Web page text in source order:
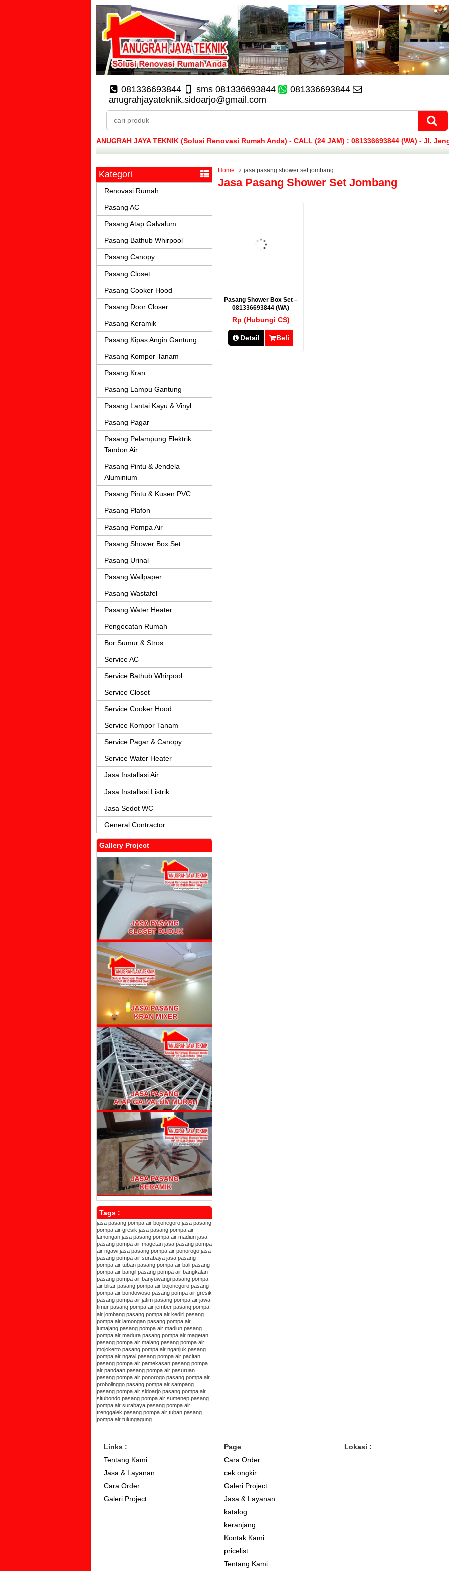
081336693844 sms 081336693844
081336693844
anugrahjayateknik.sidoarjo@gmail.com
ANUGRAH JAYA TEKNIK (Solusi Renovasi Rumah Anda) - CALL (24 JAM) : 081336693844 (WA) - Jl.
Home jasa pasang shower set jombang
Jasa Pasang Shower Set Jombang
Pasang Shower Box Set –
081336693844 (WA)
Rp (Hubungi CS)
Detail Beli
Kategori
Renovasi Rumah
Pasang AC
Pasang Atap Galvalum
Pasang Bathub Whirpool
Pasang Canopy
Pasang Closet
Pasang Cooker Hood
Pasang Door Closer
Pasang Keramik
Pasang Kipas Angin Gantung
Pasang Kompor Tanam
Pasang Kran
Pasang Lampu Gantung
Pasang Lantai Kayu & Vinyl
Pasang Pagar
Pasang Pelampung Elektrik
Tandon Air
Pasang Pintu & Jendela
Aluminium
Pasang Pintu & Kusen PVC
Pasang Plafon
Pasang Pompa Air
Pasang Shower Box Set
Pasang Urinal
Pasang Wallpaper
Pasang Wastafel
Pasang Water Heater
Pengecatan Rumah
Bor Sumur & Stros
Service AC
Service Bathub Whirpool
Service Closet
Service Cooker Hood
Service Kompor Tanam
Service Pagar & Canopy
Service Water Heater
Jasa Installasi Air
Jasa Installasi Listrik
Jasa Sedot WC
General Contractor
Gallery Project
Tags :
jasa pasang pompa air bojonegoro jasa pasang
pompa air gresik jasa pasang pompa air
lamongan jasa pasang pompa air madiun jasa
pasang pompa air magetan jasa pasang pompa
air ngawi jasa pasang pompa air ponorogo jasa
pasang pompa air surabaya jasa pasang
pompa air tuban pasang pompa air bali pasang
pompa air bangil pasang pompa air bangkalan
pasang pompa air banyuwangi pasang pompa
air blitar pasang pompa air bojonegoro pasang
pompa air bondowoso pasang pompa air gresik
pasang pompa air jatim pasang pompa air jawa
timur pasang pompa air jember pasang pompa
air jombang pasang pompa air kediri pasang
pompa air lamongan pasang pompa air
lumajang pasang pompa air madiun pasang
pompa air madura pasang pompa air magetan
pasang pompa air malang pasang pompa air
mojokerto pasang pompa air nganjuk pasang
pompa air ngawi pasang pompa air pacitan
pasang pompa air pamekasan pasang pompa
air pandaan pasang pompa air pasuruan
pasang pompa air ponorogo pasang pompa air
probolinggo pasang pompa air sampang
pasang pompa air sidoarjo pasang pompa air
situbondo pasang pompa air sumenep pasang
pompa air surabaya pasang pompa air
trenggalek pasang pompa air tuban pasang
pompa air tulungagung
Links :
Tentang Kami
Jasa & Layanan
Cara Order
Galeri Project
Page
Cara Order
cek ongkir
Galeri Project
Jasa & Layanan
katalog
keranjang
Kontak Kami
pricelist
Tentang Kami
Lokasi :